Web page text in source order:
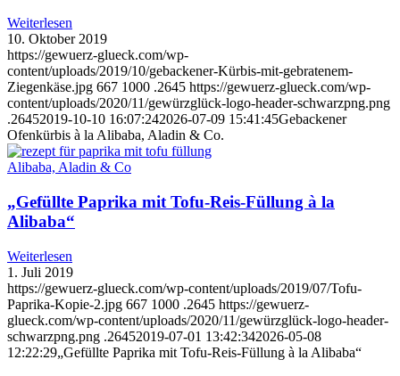
Weiterlesen
10. Oktober 2019
https://gewuerz-glueck.com/wp-
content/uploads/2019/10/gebackener-Kürbis-mit-gebratenem-
Ziegenkäse.jpg 667 1000 .2645 https://gewuerz-glueck.com/wp-
content/uploads/2020/11/gewürzglück-logo-header-schwarzpng.png
.26452019-10-10 16:07:242026-07-09 15:41:45Gebackener
Ofenkürbis à la Alibaba, Aladin & Co.
Alibaba, Aladin & Co
„Gefüllte Paprika mit Tofu-Reis-Füllung à la
Alibaba“
Weiterlesen
1. Juli 2019
https://gewuerz-glueck.com/wp-content/uploads/2019/07/Tofu-
Paprika-Kopie-2.jpg 667 1000 .2645 https://gewuerz-
glueck.com/wp-content/uploads/2020/11/gewürzglück-logo-header-
schwarzpng.png .26452019-07-01 13:42:342026-05-08
12:22:29„Gefüllte Paprika mit Tofu-Reis-Füllung à la Alibaba“